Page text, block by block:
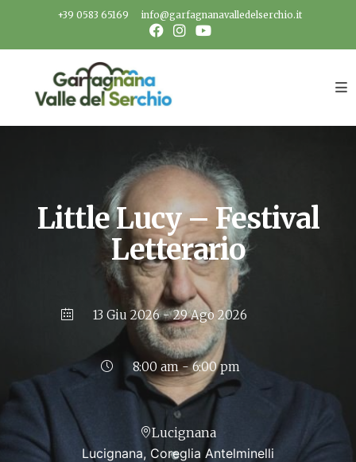
+39 0583 65169 info@garfagnanavalledelserchio.it
Little Lucy – Festival
Letterario
13 Giu 2026- 29 Ago 2026
8:00 am - 6:00 pm
Lucignana
Lucignana, Coreglia Antelminelli